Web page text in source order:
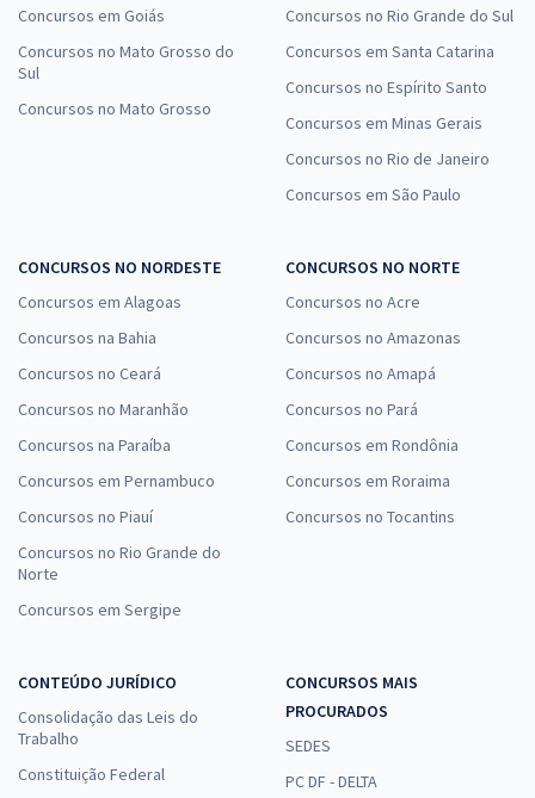
Concursos em Goiás
Concursos no Mato Grosso do
Sul
Concursos no Mato Grosso
Concursos no Rio Grande do Sul
Concursos em Santa Catarina
Concursos no Espírito Santo
Concursos em Minas Gerais
Concursos no Rio de Janeiro
Concursos em São Paulo
CONCURSOS NO NORDESTE
Concursos em Alagoas
Concursos na Bahia
Concursos no Ceará
Concursos no Maranhão
Concursos na Paraíba
Concursos em Pernambuco
Concursos no Piauí
Concursos no Rio Grande do
Norte
Concursos em Sergipe
CONCURSOS NO NORTE
Concursos no Acre
Concursos no Amazonas
Concursos no Amapá
Concursos no Pará
Concursos em Rondônia
Concursos em Roraima
Concursos no Tocantins
CONTEÚDO JURÍDICO
Consolidação das Leis do
Trabalho
Constituição Federal
CONCURSOS MAIS
PROCURADOS
SEDES
PC DF - DELTA